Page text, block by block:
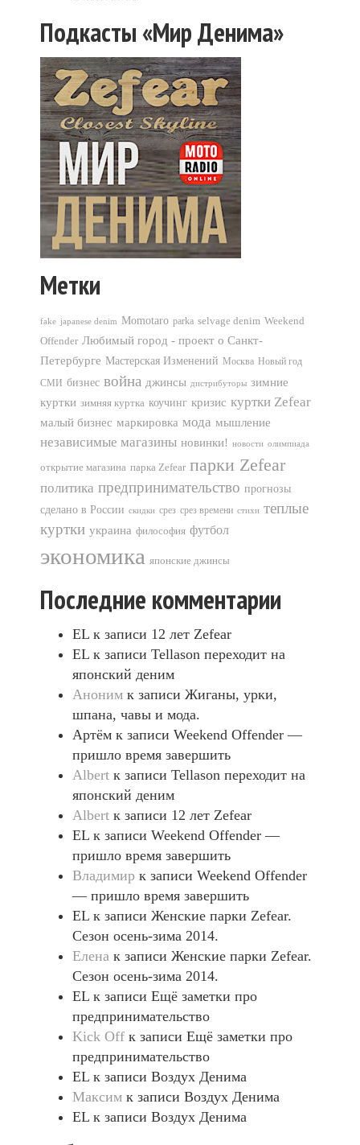
Подкасты «Мир Денима»
Метки
fake japanese denim Momotaro parka selvage denim Weekend
Offender Любимый город - проект о Санкт-
Петербурге Мастерская Изменений Москва Новый год
СМИ бизнес война джинсы дистрибуторы зимние
куртки зимняя куртка коучинг кризис куртки Zefear
малый бизнес маркировка мода мышление
независимые магазины новинки! новости олимпиада
открытие магазина парка Zefear парки Zefear
политика предпринимательство прогнозы
сделано в России скидки срез срез времени стихи теплые
куртки украина философия футбол
экономика японские джинсы
Последние комментарии
EL к записи 12 лет Zefear
EL к записи Tellason переходит на
японский деним
Аноним к записи Жиганы, урки,
шпана, чавы и мода.
Артём к записи Weekend Offender —
пришло время завершить
Albert к записи Tellason переходит на
японский деним
Albert к записи 12 лет Zefear
EL к записи Weekend Offender —
пришло время завершить
Владимир к записи Weekend Offender
— пришло время завершить
EL к записи Женские парки Zefear.
Сезон осень-зима 2014.
Елена к записи Женские парки Zefear.
Сезон осень-зима 2014.
EL к записи Ещё заметки про
предпринимательство
Kick Off к записи Ещё заметки про
предпринимательство
EL к записи Воздух Денима
Максим к записи Воздух Денима
EL к записи Воздух Денима